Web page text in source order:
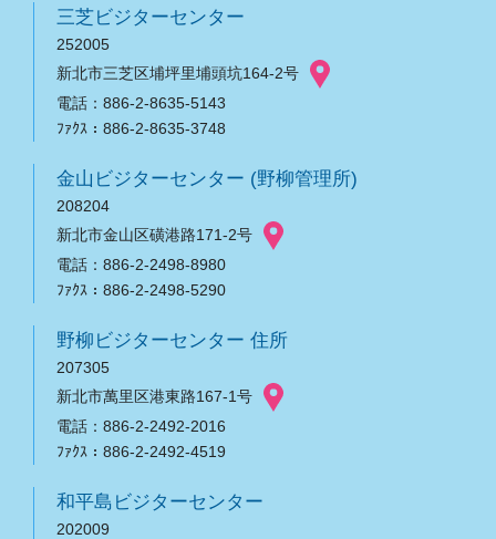
三芝ビジターセンター
252005
新北市三芝区埔坪里埔頭坑164-2号
電話：886-2-8635-5143
ﾌｧｸｽ：886-2-8635-3748
金山ビジターセンター (野柳管理所)
208204
新北市金山区磺港路171-2号
電話：886-2-2498-8980
ﾌｧｸｽ：886-2-2498-5290
野柳ビジターセンター 住所
207305
新北市萬里区港東路167-1号
電話：886-2-2492-2016
ﾌｧｸｽ：886-2-2492-4519
和平島ビジターセンター
202009